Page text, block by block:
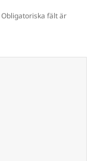
Obligatoriska fält är